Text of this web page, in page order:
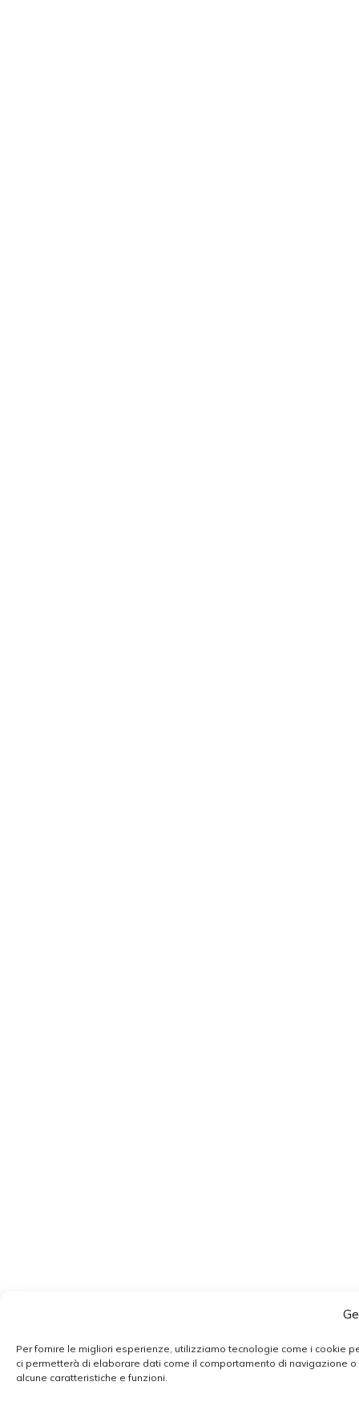
Per fornire le migliori esperienze, utilizziamo tecnologie come i cookie
ci permetterà di elaborare dati come il comportamento di navigazione
alcune caratteristiche e funzioni.